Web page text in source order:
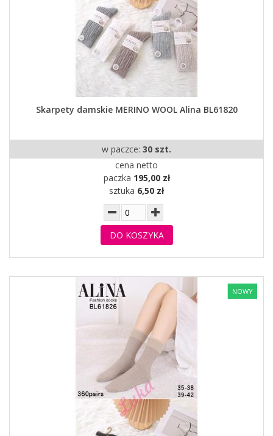
Skarpety damskie MERINO WOOL Alina BL61820
w paczce: 30 szt.
cena netto
paczka 195,00 zł
sztuka 6,50 zł
DO KOSZYKA
NOWY